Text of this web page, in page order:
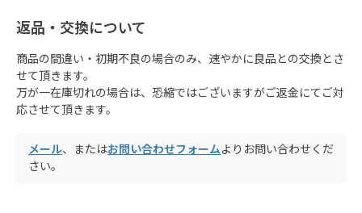
返品・交換について
商品の間違い・初期不良の場合のみ、速やかに良品との交換とさ
せて頂きます。
万が一在庫切れの場合は、恐縮ではございますがご返金にてご対
応させて頂きます。
メール、またはお問い合わせフォームよりお問い合わせくだ
さい。